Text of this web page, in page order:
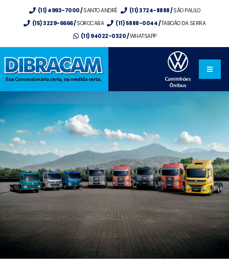
(11) 4993-7000 /SANTO ANDRÉ (11) 3724-8888 /SÃO PAULO
(15) 3229-6666 /SOROCABA (11) 5888-0044 /TABOÃO DA SERRA
(11) 94022-0320 /WHATSAPP